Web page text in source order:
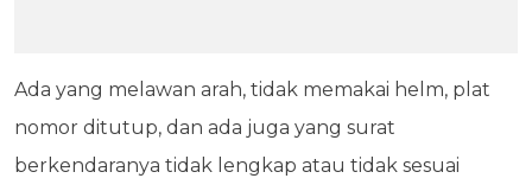
Ada yang melawan arah, tidak memakai helm, plat
nomor ditutup, dan ada juga yang surat
berkendaranya tidak lengkap atau tidak sesuai